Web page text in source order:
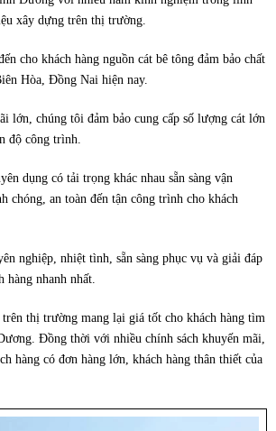
xây dựng trên thị trường.
cho khách hàng nguồn cát bê tông đảm bảo chất
Hòa, Đồng Nai hiện nay.
lớn, chúng tôi đảm bảo cung cấp số lượng cát lớn
độ công trình.
dụng có tải trọng khác nhau sẵn sàng vận
chóng, an toàn đến tận công trình cho khách
nghiệp, nhiệt tình, sẵn sàng phục vụ và giải đáp
hàng nhanh nhất.
trên thị trường mang lại giá tốt cho khách hàng tìm
Đồng thời với nhiều chính sách khuyến mãi,
hàng có đơn hàng lớn, khách hàng thân thiết của